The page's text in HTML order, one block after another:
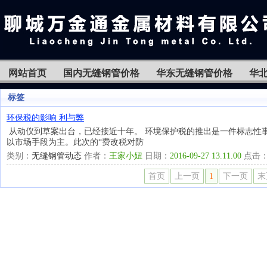
网站首页 国内无缝钢管价格 华东无缝钢管价格 华
标签
环保税的影响 利与弊
从动仪到草案出台，已经接近十年。 环境保护税的推出是一件标志
以市场手段为主。此次的“费改税对防
类别： 无缝钢管动态 作者： 王家小妞 日期： 2016-09-27 13.11.00 点击
首页 上一页 1 下一页